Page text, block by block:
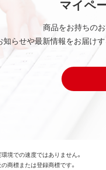
マイペ
商品をお持ちの
知らせや最新情報をお届け
境での速度ではありません。
商標または登録商標です。